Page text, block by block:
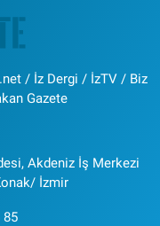
/ İz Dergi / İzTV / Biz
Gazete
Akdeniz İş Merkezi
İzmir
85